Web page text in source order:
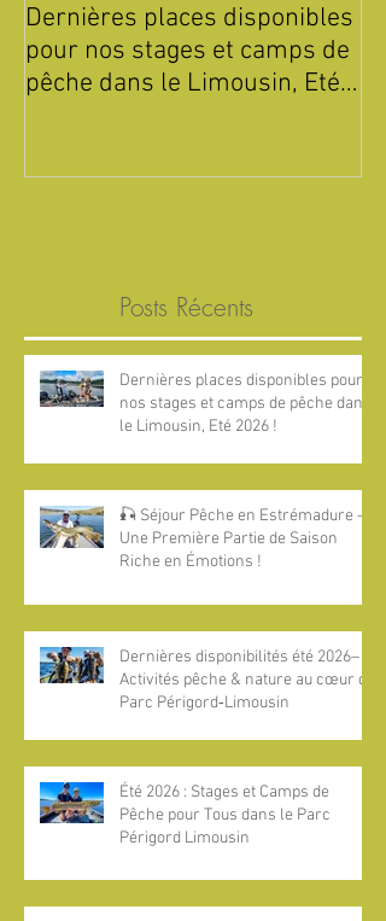
Dernières places disponibles
pour nos stages et camps de
pêche dans le Limousin, Eté
Posts Récents
Dernières places disponibles pour
nos stages et camps de pêche dans
le Limousin, Eté 2026 !
🎣 Séjour Pêche en Estrémadure —
Une Première Partie de Saison
Riche en Émotions !
Dernières disponibilités été 2026–
Activités pêche & nature au cœur du
Parc Périgord‑Limousin
Été 2026 : Stages et Camps de
Pêche pour Tous dans le Parc
Périgord Limousin